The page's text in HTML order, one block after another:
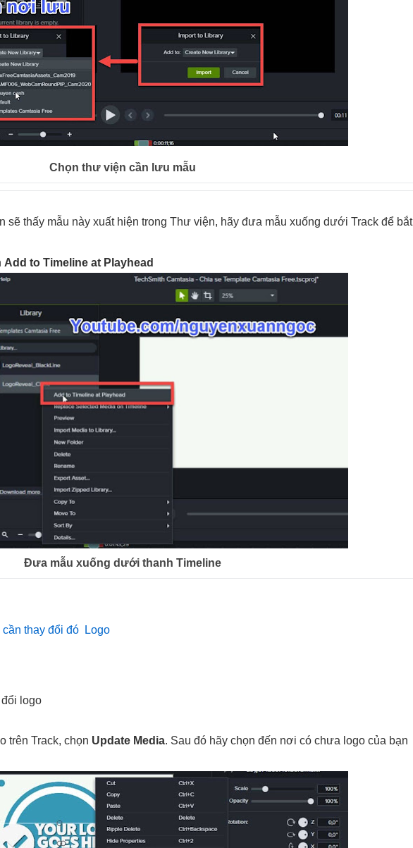
Chọn thư viện cần lưu mẫu
sẽ thấy mẫu này xuất hiện trong Thư viện, hãy đưa mẫu xuống dưới Track để bắt
Add to Timeline at Playhead
Đưa mẫu xuống dưới thanh Timeline
cần thay đổi đó Logo
logo
trên Track, chọn Update Media. Sau đó hãy chọn đến nơi có chưa logo của bạn